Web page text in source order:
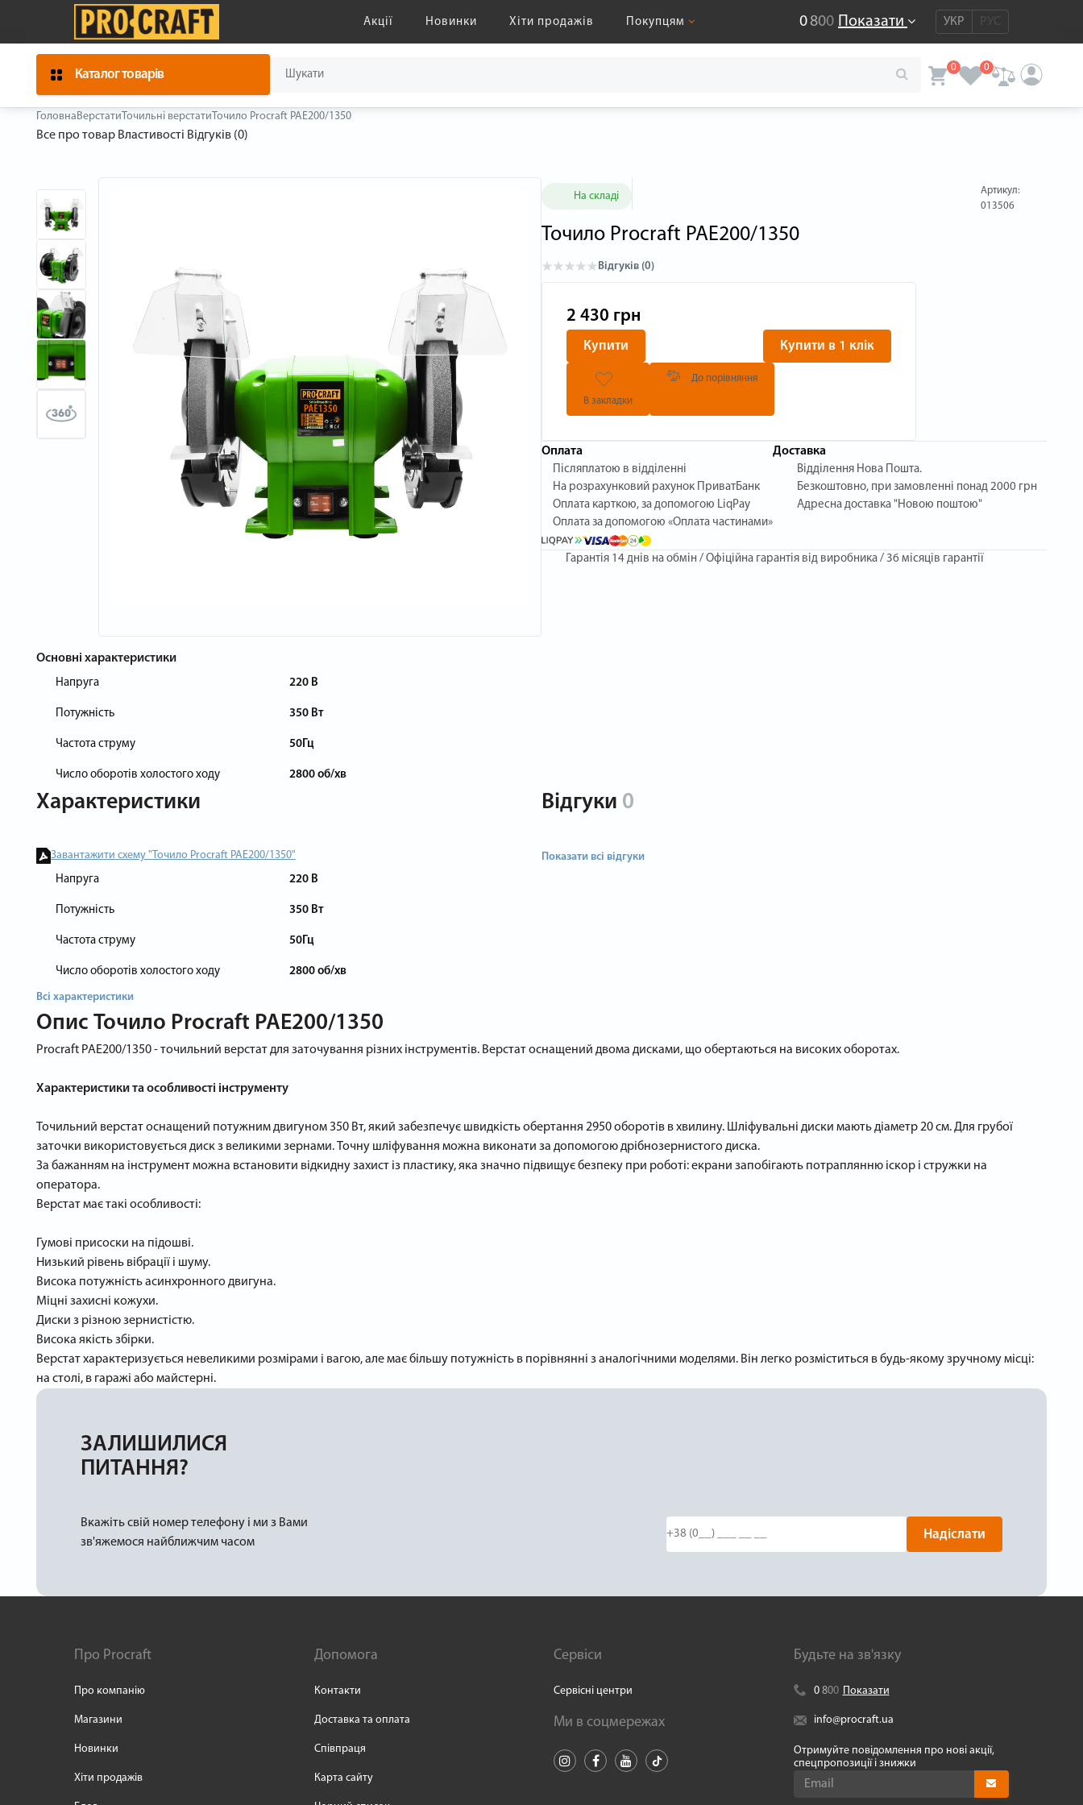
Акції Новинки Хіти продажів Покупцям 0800 Показати УКР РУС
Каталог товарів
0 0
ГоловнаВерстати Точильні верстати Точило Procraft PAE200/1350
Все про товар Властивості Відгуків (0)
Основні характеристики
Напруга 220 В
Потужність 350 Вт
Частота струму 50Гц
Число оборотів холостого ходу 2800 об/хв
На складі
Артикул:
013506
Точило Procraft PAE200/1350
Відгуків (0)
2 430 грн
Купити Купити в 1 клік
В закладки
До порівняння
Оплата
Післяплатою в відділенні
На розрахунковий рахунок ПриватБанк
Оплата карткою, за допомогою LiqPay
Оплата за допомогою «Оплата частинами»
Доставка
Відділення Нова Пошта.
Безкоштовно, при замовленні понад 2000 грн
Адресна доставка "Новою поштою"
Гарантія 14 днів на обмін / Офіційна гарантія від виробника / 36 місяців гарантії
Характеристики
Завантажити схему "Точило Procraft PAE200/1350"
Напруга
220 В
Потужність 350 Вт
Частота струму 50Гц
Число оборотів холостого ходу 2800 об/хв
Всі характеристики
Відгуки 0
Показати всі відгуки
Опис Точило Procraft PAE200/1350
Procraft PAE200/1350 - точильний верстат для заточування різних інструментів. Верстат оснащений двома дисками, що обертаються на високих оборотах.
Характеристики та особливості інструменту
Точильний верстат оснащений потужним двигуном 350 Вт, який забезпечує швидкість обертання 2950 оборотів в хвилину. Шліфувальні диски мають діаметр 20 см. Для грубої
заточки використовується диск з великими зернами. Точну шліфування можна виконати за допомогою дрібнозернистого диска.
За бажанням на інструмент можна встановити відкидну захист із пластику, яка значно підвищує безпеку при роботі: екрани запобігають потраплянню іскор і стружки на
оператора.
Верстат має такі особливості:
Гумові присоски на підошві.
Низький рівень вібрації і шуму.
Висока потужність асинхронного двигуна.
Міцні захисні кожухи.
Диски з різною зернистістю.
Висока якість збірки.
Верстат характеризується невеликими розмірами і вагою, але має більшу потужність в порівнянні з аналогічними моделями. Він легко розміститься в будь-якому зручному місці:
на столі, в гаражі або майстерні.
ЗАЛИШИЛИСЯ
ПИТАННЯ?
Вкажіть свій номер телефону і ми з Вами
зв'яжемося найближчим часом
Надіслати
Про Procraft
Про компанію
Магазини
Новинки
Хіти продажів
Допомога
Контакти
Доставка та оплата
Співпраця
Карта сайту
Сервіси
Сервісні центри
Ми в соцмережах
Будьте на зв'язку
0 800 Показати
info@procraft.ua
Отримуйте повідомлення про нові акції,
спецпропозиції і знижки